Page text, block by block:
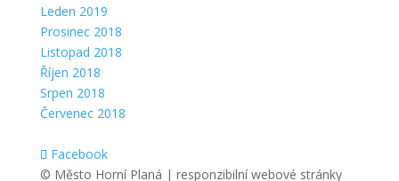
Leden 2019
Prosinec 2018
Listopad 2018
Říjen 2018
Srpen 2018
Červenec 2018
Facebook
© Město Horní Planá | responzibilní webové stránky